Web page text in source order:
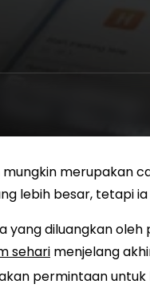
mungkin
lebih besar, tetapi
yang diluangkan
sehari menjelang
permintaan untuk